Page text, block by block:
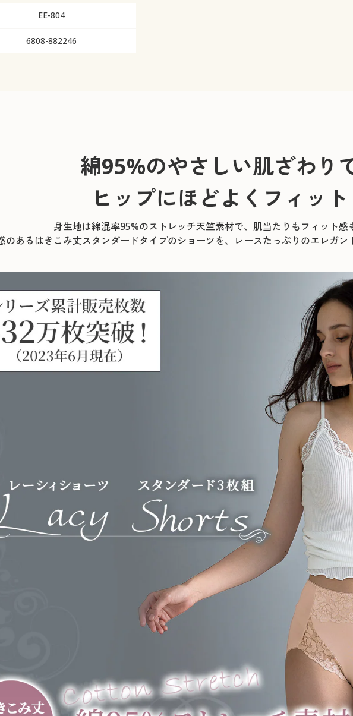
EE-804
6808-882246
綿95%のやさしい肌ざわり
ヒップにほどよくフィット
身生地は綿混率95%のストレッチ天竺素材で、肌当たりもフィット感
のあるはきこみ丈スタンダードタイプのショーツを、レースたっぷりのエレガ